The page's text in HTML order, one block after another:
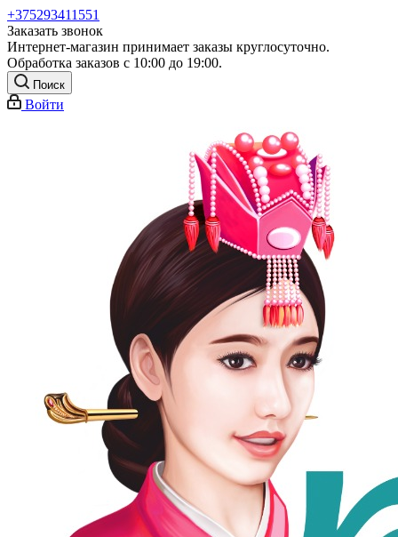
+375293411551
Заказать звонок
Интернет-магазин принимает заказы круглосуточно.
Обработка заказов с 10:00 до 19:00.
Поиск
Войти